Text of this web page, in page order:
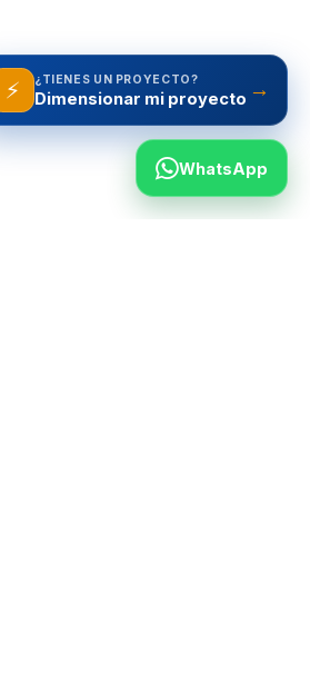
⚡ ¿TIENES UN PROYECTO? →
WhatsApp